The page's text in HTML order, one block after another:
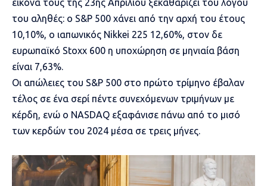
εικόνα τους της 23ης Απριλίου ξεκαθαρίζει του λόγου
του αληθές: ο S&P 500 χάνει από την αρχή του έτους
10,10%, ο ιαπωνικός Nikkei 225 12,60%, στον δε
ευρωπαϊκό Stoxx 600 η υποχώρηση σε μηνιαία βάση
είναι 7,63%.
Οι απώλειες του S&P 500 στο πρώτο τρίμηνο έβαλαν
τέλος σε ένα σερί πέντε συνεχόμενων τριμήνων με
κέρδη, ενώ ο NASDAQ εξαφάνισε πάνω από το μισό
των κερδών του 2024 μέσα σε τρεις μήνες.